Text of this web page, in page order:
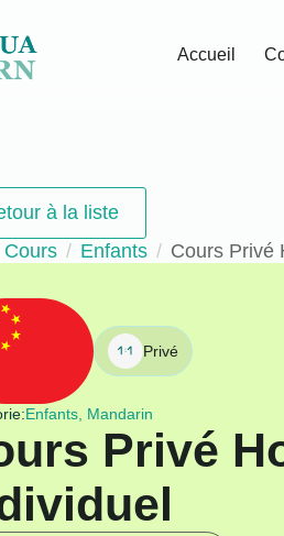
Accueil
à la liste
Cours Enfants Cours Privé
Privé
Enfants, Mandarin
Privé